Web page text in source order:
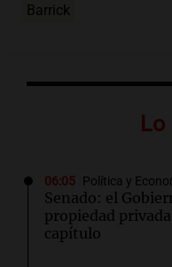
Barrick
06:05 Política y
Senado: el
propiedad
capítulo